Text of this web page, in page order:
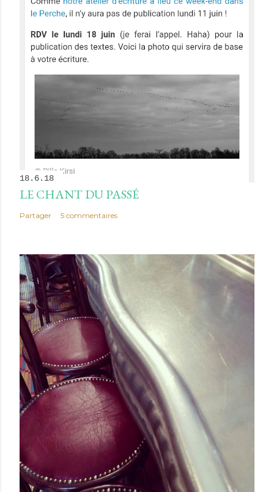
18.6.18
LE CHANT DU PASSÉ
Partager 5 commentaires